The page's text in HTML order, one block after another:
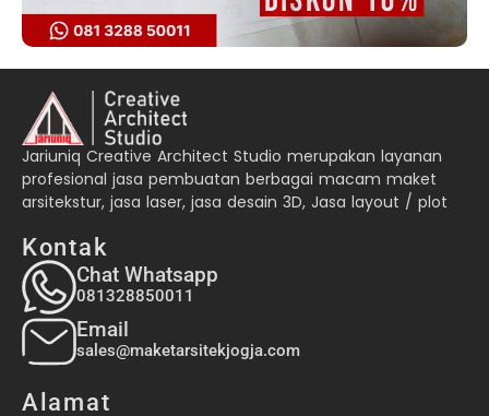
Jariuniq Creative Architect Studio merupakan layanan
profesional jasa pembuatan berbagai macam maket
arsitekstur, jasa laser, jasa desain 3D, Jasa layout / plot
Kontak
Chat Whatsapp
081328850011
Email
sales@maketarsitekjogja.com
Alamat